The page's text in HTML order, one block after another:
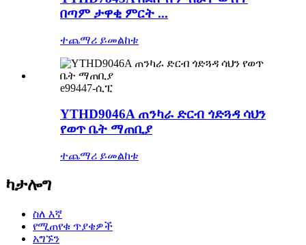
በጣም ታዋቂ ምርት ...
ተጨማሪ ይመልከቱ
e99447-ሲፒ
YTHD9046A ጠንካራ ድርብ ጎድጓዳ ሳህን
የወጥ ቤት ማጠቢያ
ተጨማሪ ይመልከቱ
ካታሎግ
ስለ እኛ
የሚጠየቁ ጥያቄዎች
አግኙን